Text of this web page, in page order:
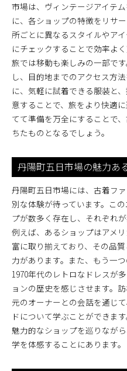
市場は、ヴィンテージアイテ
に、各ショップの特徴をリサ
所ごとに異なるスタイルやア
にチェックすることで効率よ
旅では移動も楽しみの一部で
し、目的地までのアクセス方
に、気軽に試着できる服装と
意することで、旅をより快適
てて準備を万全にすることで
ちたものとなるでしょう。
丹陽町五日市場の魅力あ
丹陽町五日市場には、古着フ
別な体験が待っています。こ
プが数多く存在し、それぞれ
例えば、あるショップはアメ
富に取り揃えており、その品
力があります。また、もう一
1970年代のレトロなドレスが
ョンの歴史を感じさせます。
元のオーナーとの会話を通じ
ドについて学ぶことができま
魅力的なショップを巡りなが
学を体感することにあります。